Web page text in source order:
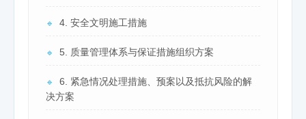
🔹 4. 安全文明施工措施
🔹 5. 质量管理体系与保证措施组织方案
🔹
6. 紧急情况处理措施、预案以及抵抗风险的解
决方案